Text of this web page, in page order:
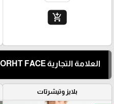
add_shopping_cart
العلامة التجارية THE NORHT FACE
بلايز وتيشرتات